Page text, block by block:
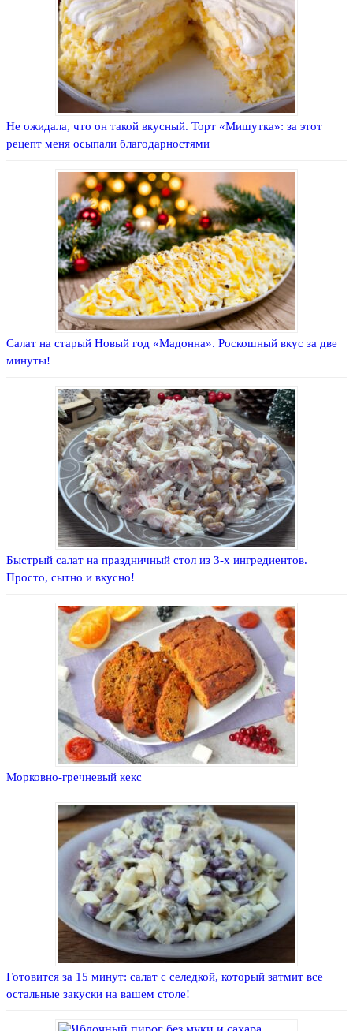
Не ожидала, что он такой вкусный. Торт «Мишутка»: за этот
рецепт меня осыпали благодарностями
Салат на старый Новый год «Мадонна». Роскошный вкус за две
минуты!
Быстрый салат на праздничный стол из 3-х ингредиентов.
Просто, сытно и вкусно!
Морковно-гречневый кекс
Готовится за 15 минут: салат с селедкой, который затмит все
остальные закуски на вашем столе!